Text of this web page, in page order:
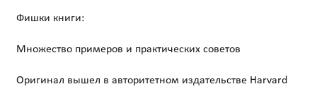
Фишки книги:
Множество примеров и практических советов
Оригинал вышел в авторитетном издательстве Harvard